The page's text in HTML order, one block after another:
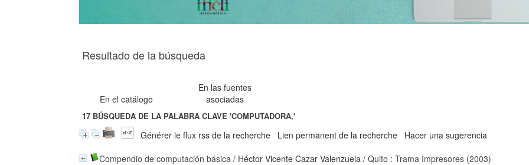
Resultado de la búsqueda
En el catálogo
En las fuentes
asociadas
17 BÚSQUEDA DE LA PALABRA CLAVE'COMPUTADORA,'
Générer le flux rss de la recherche Lien permanent de la recherche
Hacer una sugerencia
Compendio de computación básica / Héctor Vicente Cazar Valenzuela / Quito : Trama Impresores (2003)